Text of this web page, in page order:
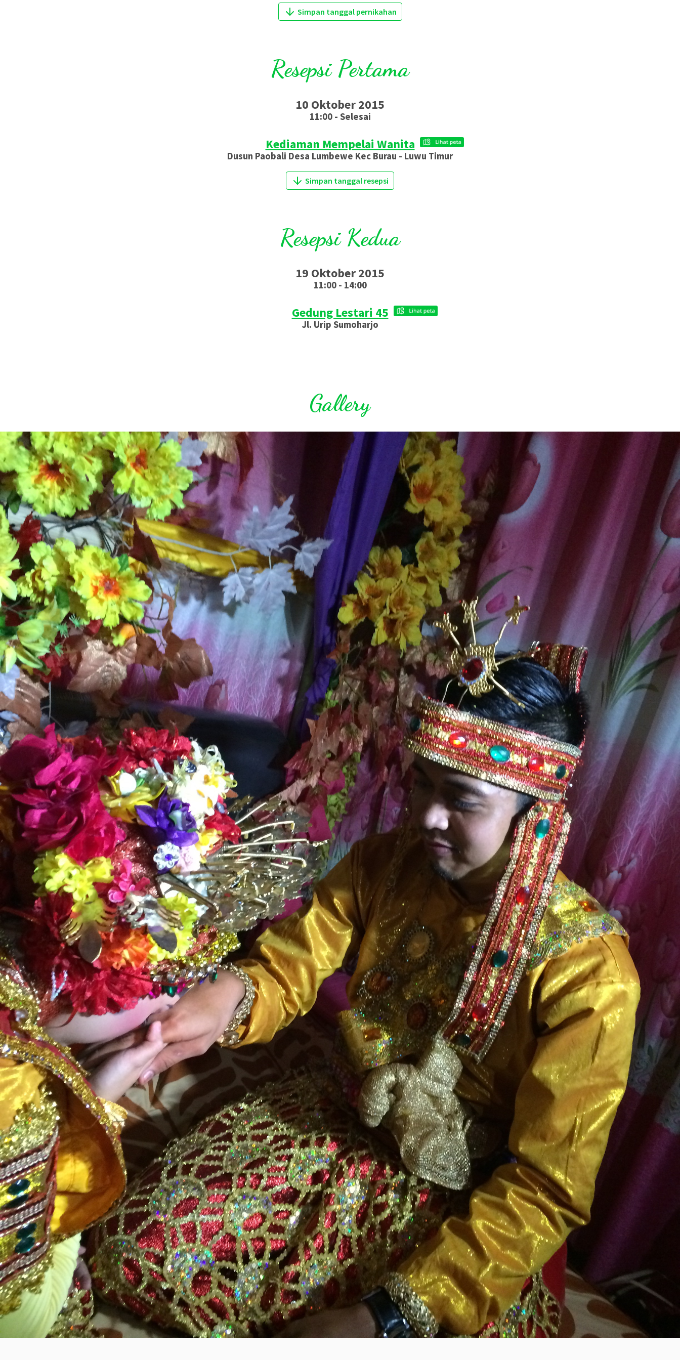
Simpan tanggal pernikahan
Resepsi Pertama
10 Oktober 2015
11:00 - Selesai
Kediaman Mempelai Wanita
Dusun Paobali Desa Lumbewe Kec Burau - Luwu Timur
Simpan tanggal resepsi
Resepsi Kedua
19 Oktober 2015
11:00 - 14:00
Gedung Lestari 45
Jl. Urip Sumoharjo
Gallery